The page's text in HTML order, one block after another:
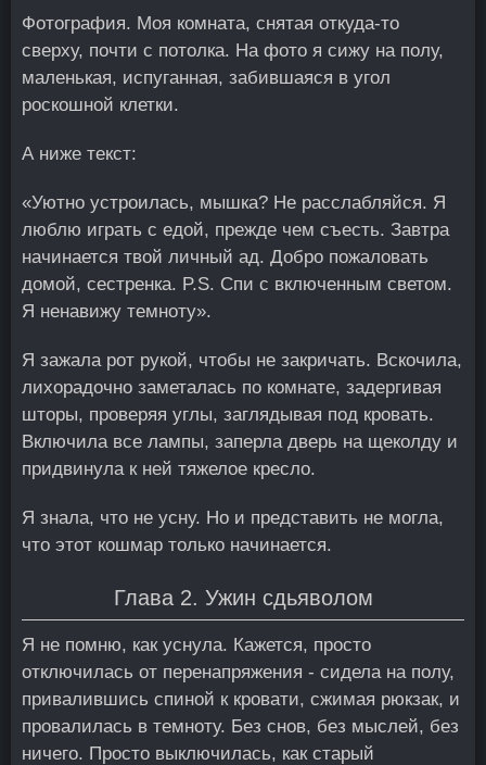
Фотография. Моя комната, снятая откуда-то
сверху, почти с потолка. На фото я сижу на полу,
маленькая, испуганная, забившаяся в угол
роскошной клетки.
А ниже текст:
«Уютно устроилась, мышка? Не расслабляйся. Я
люблю играть с едой, прежде чем съесть. Завтра
начинается твой личный ад. Добро пожаловать
домой, сестренка. P.S. Спи с включенным светом.
Я ненавижу темноту».
Я зажала рот рукой, чтобы не закричать. Вскочила,
лихорадочно заметалась по комнате, задергивая
шторы, проверяя углы, заглядывая под кровать.
Включила все лампы, заперла дверь на щеколду и
придвинула к ней тяжелое кресло.
Я знала, что не усну. Но и представить не могла,
что этот кошмар только начинается.
Глава 2. Ужин сдьяволом
Я не помню, как уснула. Кажется, просто
отключилась от перенапряжения - сидела на полу,
привалившись спиной к кровати, сжимая рюкзак, и
провалилась в темноту. Без снов, без мыслей, без
ничего. Просто выключилась, как старый